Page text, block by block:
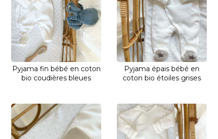
Pyjama fin bébé en coton
bio coudières bleues
Pyjama épais bébé en
coton bio étoiles grises